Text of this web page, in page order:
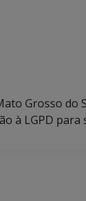
Grosso do
à LGPD para